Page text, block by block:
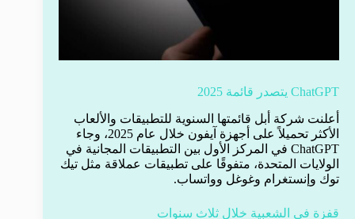
ChatGPT يتصدر قائمة 2025
أعلنت شركة أبل قائمتها السنوية للتطبيقات والألعاب
الأكثر تحميلاً على أجهزة آيفون خلال عام 2025، وجاء
ChatGPT في المركز الأول بين التطبيقات المجانية في
الولايات المتحدة، متفوقًا على تطبيقات عملاقة مثل تيك
توك وإنستغرام وغوغل وواتساب.
قفزة في الشعبية خلال ثلاث سنوات